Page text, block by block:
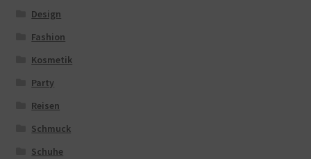
Design
Fashion
Kosmetik
Party
Reisen
Schmuck
Schuhe